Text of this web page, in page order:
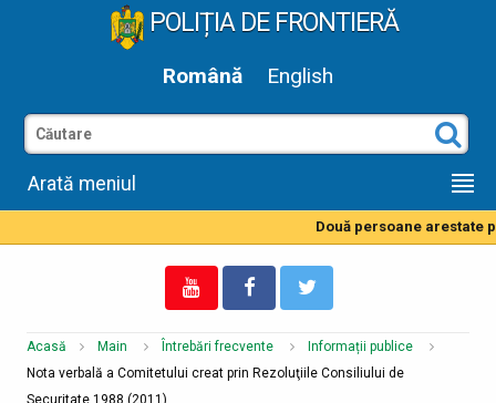
POLIȚIA DE FRONTIERĂ
Română English
Arată meniul
Două persoane arestate
Acasă Main Întrebări frecvente
Informații publice
Nota verbală a Comitetului creat prin Rezoluţiile Consiliului de
Securitate 1988 (2011)